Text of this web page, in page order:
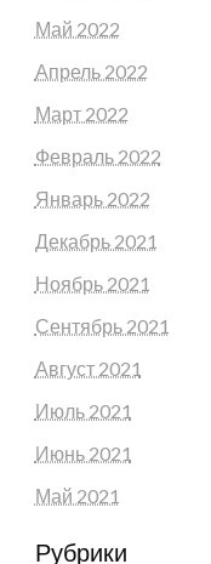
Май 2022
Апрель 2022
Март 2022
Февраль 2022
Январь 2022
Декабрь 2021
Ноябрь 2021
Сентябрь 2021
Август 2021
Июль 2021
Июнь 2021
Май 2021
Рубрики